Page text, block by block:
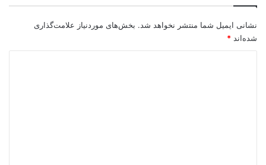
نشانی ایمیل شما منتشر نخواهد شد. بخش‌های موردنیاز علامت‌گذاری
شده‌اند *